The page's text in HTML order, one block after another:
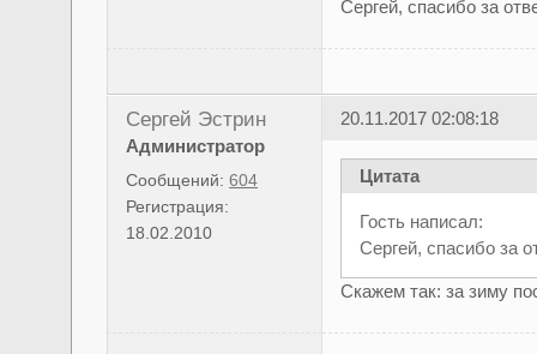
Сергей, спасибо за
Сергей Эстрин
Администратор
Сообщений: 604
Регистрация:
18.02.2010
20.11.2017 02:08:18
Цитата
Гость написал:
Сергей, спасибо за
Скажем так: за зиму